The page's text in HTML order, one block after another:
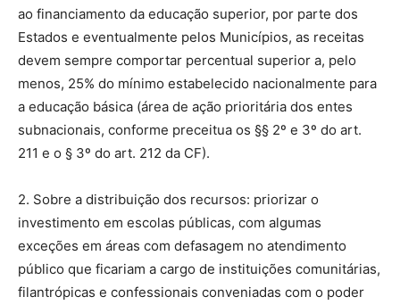
ao financiamento da educação superior, por parte dos
Estados e eventualmente pelos Municípios, as receitas
devem sempre comportar percentual superior a, pelo
menos, 25% do mínimo estabelecido nacionalmente para
a educação básica (área de ação prioritária dos entes
subnacionais, conforme preceitua os §§ 2º e 3º do art.
211 e o § 3º do art. 212 da CF).
2. Sobre a distribuição dos recursos: priorizar o
investimento em escolas públicas, com algumas
exceções em áreas com defasagem no atendimento
público que ficariam a cargo de instituições comunitárias,
filantrópicas e confessionais conveniadas com o poder